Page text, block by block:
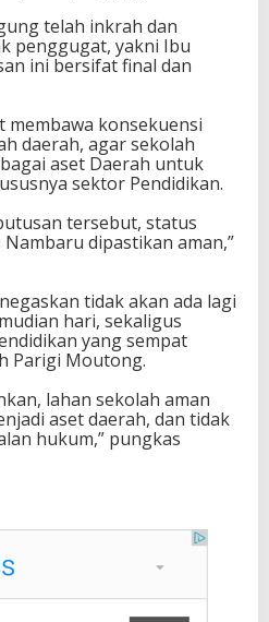
telah inkrah dan
penggugat, yakni Ibu
ini bersifat final dan
konsekuensi
daerah, agar sekolah
aset Daerah untuk
sektor Pendidikan.
tersebut, status
dipastikan aman,”
tidak akan ada lagi
hari, sekaligus
yang sempat
Parigi Moutong.
lahan sekolah aman
aset daerah, dan tidak
hukum,” pungkas